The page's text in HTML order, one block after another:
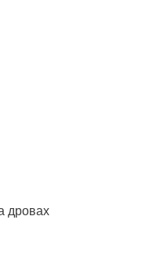
дровах